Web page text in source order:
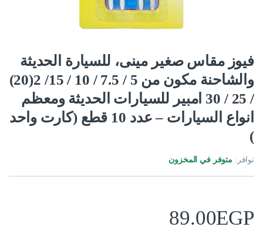
فيوز مقاس صغير مينى، للسيارة الحديثة
والشاحنة مكون من 5 / 7.5 / 10 / 15/ 2(20)
/ 25 / 30 امبير للسيارات الحديثة ومعظم
انواع السيارات – عدد 10 قطع (كارت واحد
)
توافر: متوفر في المخزون
89.00EGP